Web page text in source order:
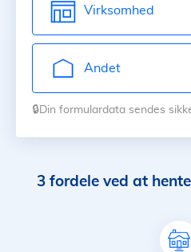
Virksomhed
Andet
🔒Din formulardata sendes
3 fordele ved at